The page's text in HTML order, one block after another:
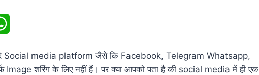
Social media platform जैसे कि Facebook, Telegram Whatsapp,
Image शरिंग के लिए नहीं हैं। पर क्या आपको पता है की social media में ही एक